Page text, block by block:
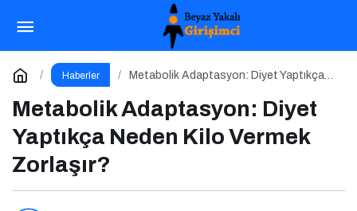
Haberler
Metabolik Adaptasyon: Diyet Yaptıkça
Metabolik Adaptasyon: Diyet
Yaptıkça Neden Kilo Vermek
Zorlaşır?
Metabolik Adaptasyon: Diyet Yaptıkça Neden
Kilo Vermek Zorlaşır?
Yorum Yap